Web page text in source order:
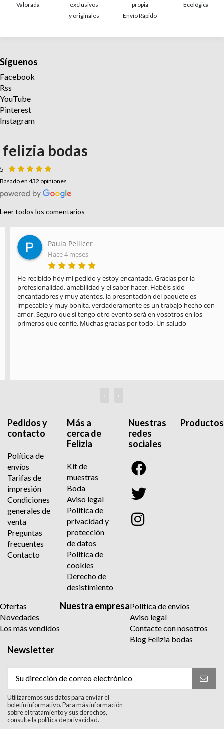
Valorada
exclusivos
y originales
propia
Envío Rápido
Ecológica
Síguenos
Facebook
Rss
YouTube
Pinterest
Instagram
felizia bodas
5
Basado en 432 opiniones
Leer todos los comentarios
Paula Pellicer
Hace 4 meses
He recibido hoy mi pedido y estoy encantada. Gracias por la
profesionalidad, amabilidad y el saber hacer. Habéis sido
encantadores y muy atentos, la presentación del paquete es
impecable y muy bonita, verdaderamente es un trabajo hecho con
amor. Seguro que si tengo otro evento será en vosotros en los
primeros que confíe. Muchas gracias por todo. Un saludo
‹ ›
Pedidos y
contacto
Política de
envíos
Tarifas de
impresión
Condiciones
generales de
venta
Preguntas
frecuentes
Contacto
Más a
cerca de
Felizia
Kit de
muestras
Boda
Aviso legal
Política de
privacidad y
protección
de datos
Política de
cookies
Derecho de
desistimiento
Nuestras
redes
sociales
Productos
Ofertas
Novedades
Los más vendidos
Nuestra empresaPolítica de envíos
Aviso legal
Contacte con nosotros
Blog Felizia bodas
Newsletter
Utilizaremos sus datos para enviar el
boletín informativo. Para más información
sobre el tratamiento y sus derechos,
consulte la política de privacidad.